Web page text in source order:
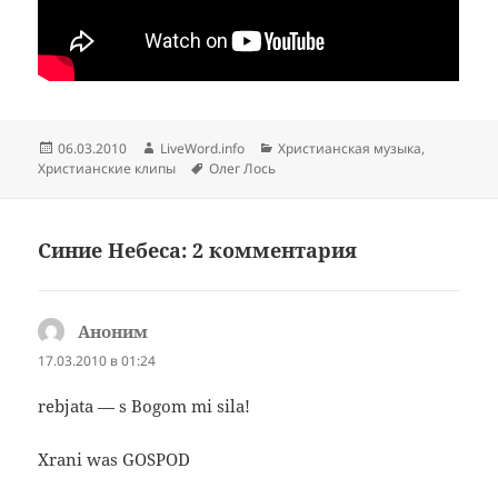
Опубликовано
06.03.2010 Автор
LiveWord.info Рубрики
Христианская музыка,
Христианские клипы
Метки
Олег Лось
Синие Небеса: 2 комментария
Аноним
17.03.2010 в 01:24
rebjata — s Bogom mi sila!
Xrani was GOSPOD